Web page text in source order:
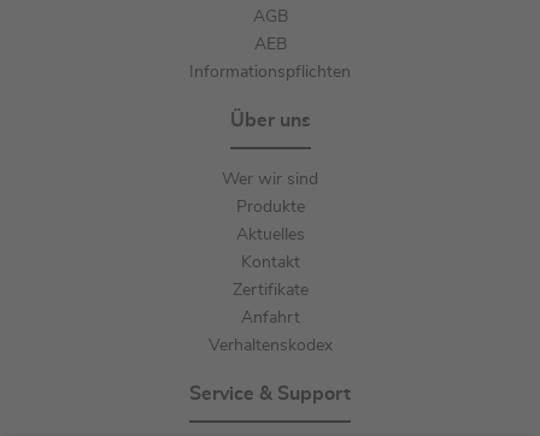
AGB
AEB
Informationspflichten
Über uns
Wer wir sind
Produkte
Aktuelles
Kontakt
Zertifikate
Anfahrt
Verhaltenskodex
Service & Support